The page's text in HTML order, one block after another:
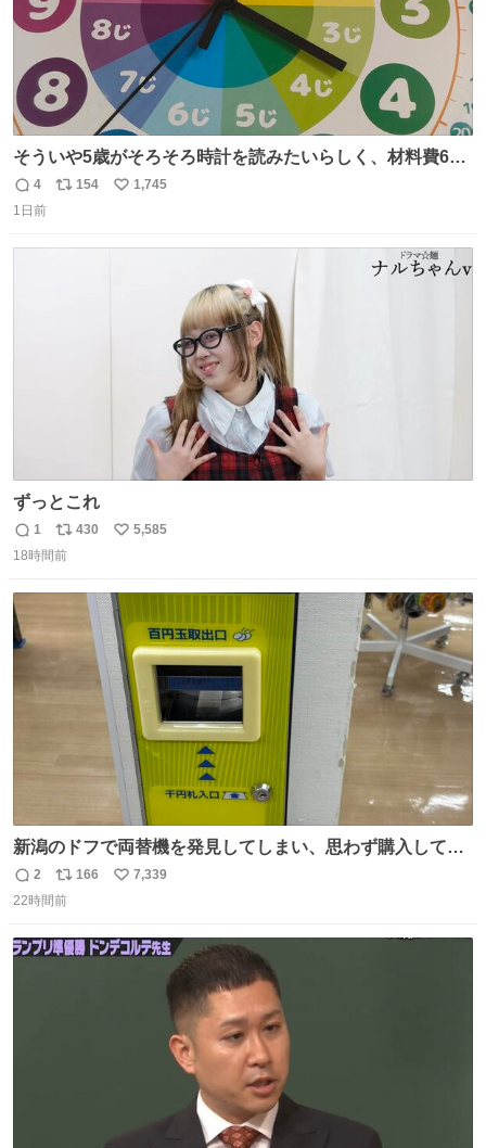
そういや5歳がそろそろ時計を読みたいらしく、材料費600
円で作れる知育時計作ってみた！ めっちゃ簡単！ ありがと
う先人！
返
信
4
リ
154
い
1,745
1日前
ずっとこれ
返
信
1
リ
ポ
数
430
い
数
5,585
18時間前
新潟のドフで両替機を発見してしまい、思わず購入してし
まい大阪に発送するイベントが発生
返
信
2
リ
ポ
ト
166
い
数
7,339
22時間前